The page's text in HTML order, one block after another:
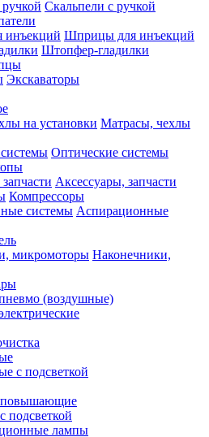
Скальпели с ручкой
Шприцы для инъекций
Штопфер-гладилки
Экскаваторы
Матрасы, чехлы
Оптические системы
Аксессуары, запчасти
Компрессоры
Аспирационные
Наконечники,
(воздушные)
с подсветкой
повышающие
подсветкой